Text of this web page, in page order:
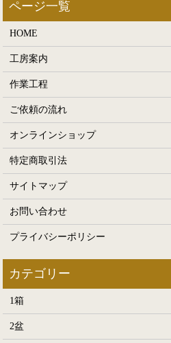
HOME
工房案内
作業工程
ご依頼の流れ
オンラインショップ
特定商取引法
サイトマップ
お問い合わせ
プライバシーポリシー
1箱
2盆